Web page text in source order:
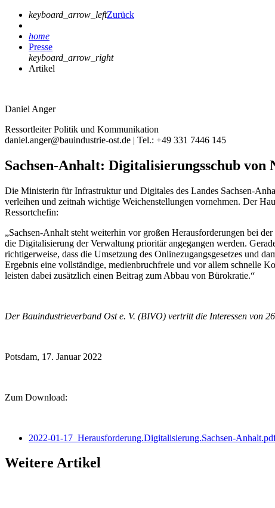
keyboard_arrow_leftZurück
home
Presse
keyboard_arrow_right
Artikel
Daniel Anger
Ressortleiter Politik und Kommunikation
daniel.anger@bauindustrie-ost.de | Tel.: +49 331 7446 145
Sachsen-Anhalt: Digitalisierungsschub von
Die Ministerin für Infrastruktur und Digitales des Landes Sachsen-
verleihen und zeitnah wichtige Weichenstellungen vornehmen. Der
Ressortchefin:
„Sachsen-Anhalt steht weiterhin vor großen Herausforderungen bei
die Digitalisierung der Verwaltung prioritär angegangen werden.
richtigerweise, dass die Umsetzung des Onlinezugangsgesetzes und
Ergebnis eine vollständige, medienbruchfreie und vor allem schnelle
leisten dabei zusätzlich einen Beitrag zum Abbau von Bürokratie.“
Der Bauindustrieverband Ost e. V. (BIVO) vertritt die Interessen von
Potsdam, 17. Januar 2022
Zum Download:
2022-01-17_Herausforderung.Digitalisierung.Sachsen-
Weitere Artikel